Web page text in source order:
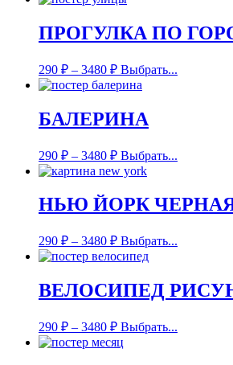
ПРОГУЛКА ПО
290 ₽ – 3480 ₽ Выбрать...
БАЛЕРИНА
290 ₽ – 3480 ₽ Выбрать...
НЬЮ ЙОРК
290 ₽ – 3480 ₽ Выбрать...
ВЕЛОСИПЕД
290 ₽ – 3480 ₽ Выбрать...